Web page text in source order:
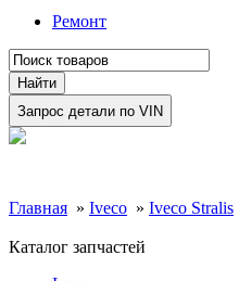
Ремонт
Главная » Iveco » Iveco Stralis
Каталог запчастей